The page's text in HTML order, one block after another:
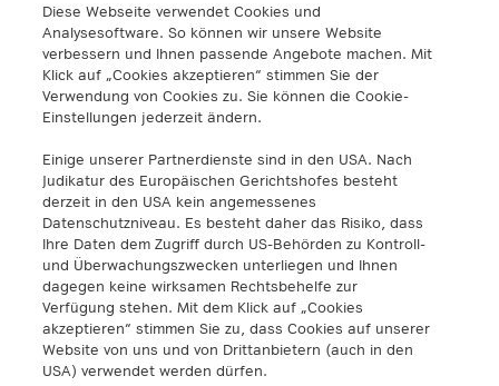
A1 Digital International GmbH & Co KG
Lassallestrasse 9
A-1020 Viena, Austria
+43 5 06640
info@a1.digital
A1 Digital Spain S.L.
Calle Federico Salmón 13
28016 Madrid, España
info@a1.digital
A1 Digital Deutschland GmbH
Kustermannpark
Rosenheimer Strasse 116
D-81669 Múnich, Alemania
Diese Webseite verwendet Cookies und
Analysesoftware. So können wir unsere Website
verbessern und Ihnen passende Angebote machen. Mit
Klick auf „Cookies akzeptieren“ stimmen Sie der
Verwendung von Cookies zu. Sie können die Cookie-
Einstellungen jederzeit ändern.
Einige unserer Partnerdienste sind in den USA. Nach
Judikatur des Europäischen Gerichtshofes besteht
derzeit in den USA kein angemessenes
Datenschutzniveau. Es besteht daher das Risiko, dass
Ihre Daten dem Zugriff durch US-Behörden zu Kontroll-
und Überwachungszwecken unterliegen und Ihnen
dagegen keine wirksamen Rechtsbehelfe zur
Verfügung stehen. Mit dem Klick auf „Cookies
akzeptieren“ stimmen Sie zu, dass Cookies auf unserer
Website von uns und von Drittanbietern (auch in den
USA) verwendet werden dürfen.